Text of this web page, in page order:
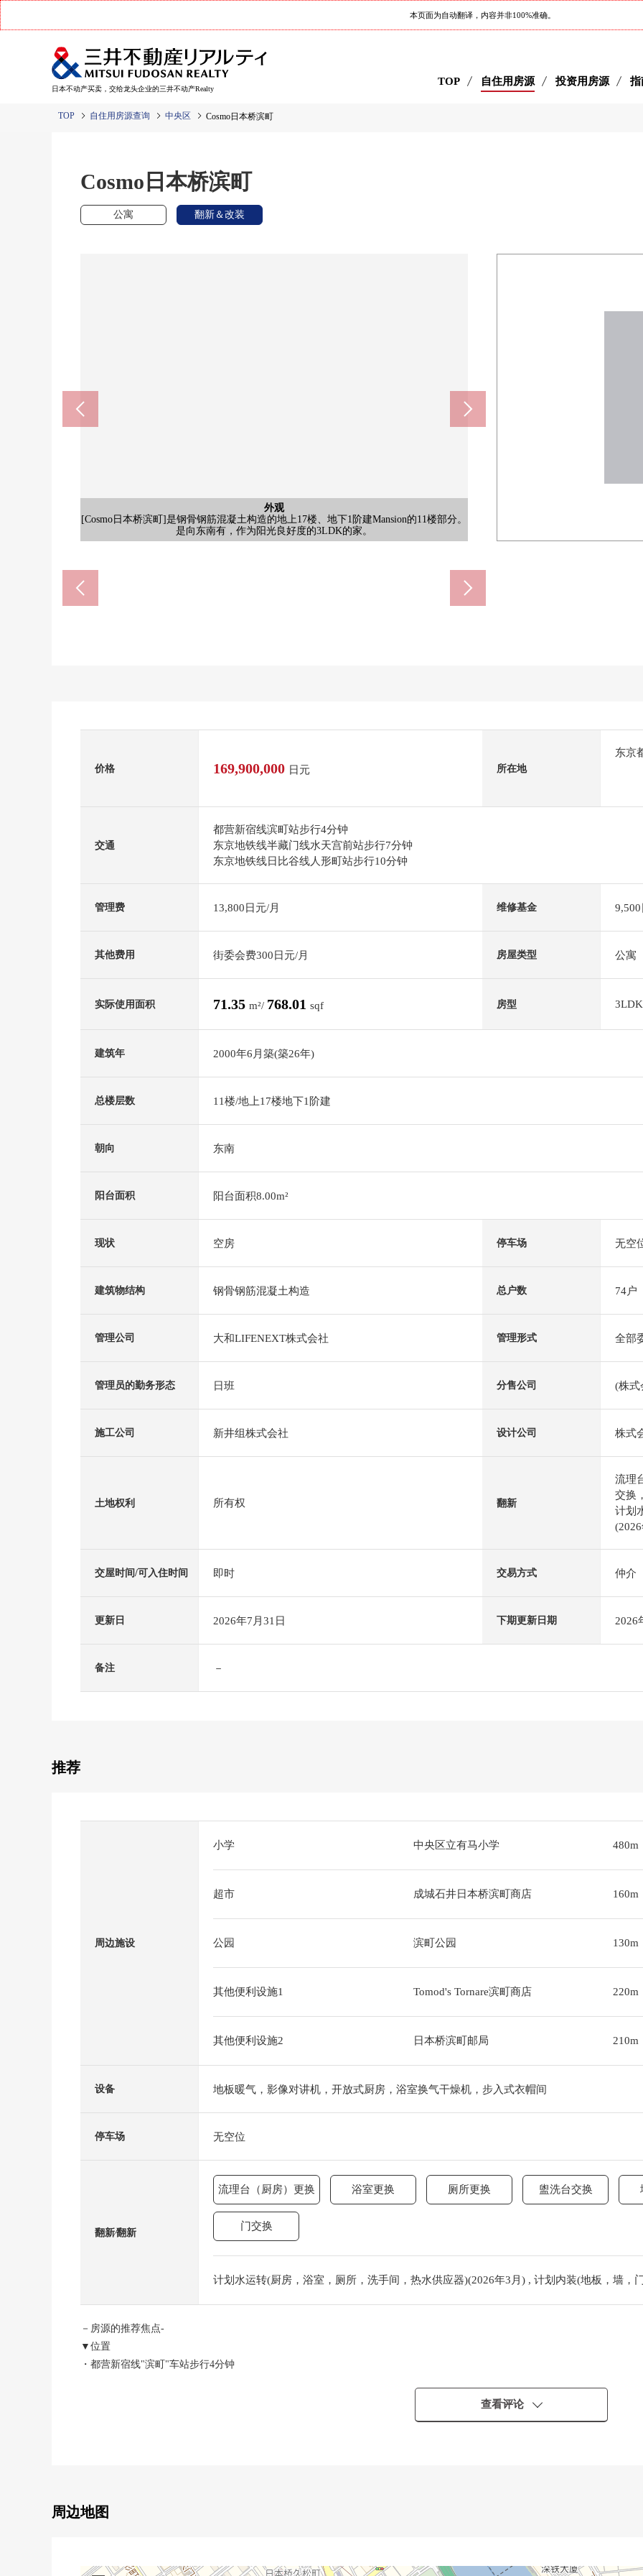
本页面为自动翻译，内容并非100%准确。
日本不动产买卖，交给龙头企业的三井不动产Realty
TOP 自住用房源 投资用房源 指
TOP 自住用房源查询 中央区 Cosmo日本桥滨町
Cosmo日本桥滨町
公寓 翻新＆改装
外观
[Cosmo日本桥滨町]是钢骨钢筋混凝土构造的地上17楼、地下1阶建Mansion的11楼部分。
是向东南有，作为阳光良好度的3LDK的家。
客厅
客厅、西式房间(约6.3张塌塌米)※家具调度品不在买卖对象里面含有。
客厅
客厅※家具调度品不在买卖对象里面含有。
客厅
客厅※家具调度品不在买卖对象里面含有。
厨房
厨房※家具调度品不在买卖对象里面含有。
厨房
厨房※家具调度品不在买卖对象里面含有。
西式房间
西式房间(约6.1张塌塌米)※家具调度品不在买卖对象里面含有。
西式房间
西式房间(约6.3张塌塌米)※家具调度品不在买卖对象里面含有。
西式房间
西式房间(约6.1张塌塌米)※家具调度品不在买卖对象里面含有。
西式房间
西式房间(约5.0张塌塌米)※家具调度品不在买卖对象里面含有。
公共汽车
公共汽车※家具调度品不在买卖对象里面含有。
洗脸
盥洗台※家具调度品不在买卖对象里面含有。
厕所
厕所※家具调度品不在买卖对象里面含有。
门口
门口※家具调度品不在买卖对象里面含有。
风景
风景
入口
入口
共有部分
智能快递柜
入口
入口
共有部分
名牌
停车场
停车场
停车场
停车场
停车场
停车场
外观
外观
外观
外观
客厅
客厅※家具调度品不在买卖对象里面含有。
西式房间
西式房间(约6.3张塌塌米)
西式房间
西式房间(约5.0张塌塌米)※家具调度品不在买卖对象里面含有。
洗脸
洗脸※家具调度品不在买卖对象里面含有。
公共汽车
公共汽车※家具调度品不在买卖对象里面含有。
成城石井日本桥滨町商店(约160m)
步行2分钟。
Tomod's Tornare滨町商店(约220m)
步行3分钟。
日本桥滨町邮局(约210m)
步行3分钟。
滨町公园(约130m)
步行2分钟。
中央区立有马小学(约480m)
步行6分钟。
价格 169,900,000 日元 所在地
东京
交通
都营新宿线滨町站步行4分钟
东京地铁线半藏门线水天宫前站步行7分钟
东京地铁线日比谷线人形町站步行10分钟
管理费 13,800日元/月 维修基金
其他费用 街委会费300日元/月 房屋类型 公寓
实际使用面积 71.35 m²/ 768.01 sqf 房型 3LDK
建筑年 2000年6月築(築26年)
总楼层数 11楼/地上17楼地下1阶建
朝向 东南
阳台面积 阳台面积8.00m²
现状 空房 停车场 无空
建筑物结构 钢骨钢筋混凝土构造 总户数 74户
管理公司 大和LIFENEXT株式会社 管理形式 全部
管理员的勤务形态 日班 分售公司 (株式
施工公司 新井组株式会社 设计公司 株式
土地权利 所有权 翻新
流理
交换
计划
交屋时间/可入住时间 即时 交易方式 仲介
更新日 2026年7月31日 下期更新日期 2026
备注 －
推荐
周边施设
小学 中央区立有马小学 480m
超市 成城石井日本桥滨町商店 160m
公园 滨町公园 130m
其他便利设施1 Tomod's Tornare滨町商店 220m
其他便利设施2 日本桥滨町邮局 210m
设备 地板暖气，影像对讲机，开放式厨房，浴室换气干燥机，步入式衣帽间
停车场 无空位
翻新⁄翻新
流理台（厨房）更换 浴室更换 厕所更换 盥洗台交换
门交换
计划水运转(厨房，浴室，厕所，洗手间，热水供应器)(2026年3月) , 计划内装(地板，墙，
－房源的推荐焦点-
▼位置
・都营新宿线"滨町"车站步行4分钟
・有智能快递柜
查看评论
周边地图